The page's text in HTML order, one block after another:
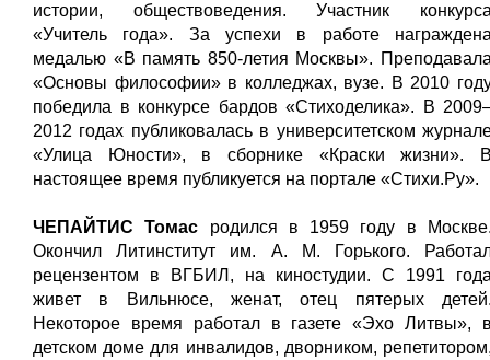
истории, обществоведения. Участник
«Учитель года». За успехи в работе
медалью «В память 850-летия Москвы».
«Основы философии» в колледжах, вузе. В 2010
победила в конкурсе бардов «Стиходелика». В
2012 годах публиковалась в университетском
«Улица Юности», в сборнике «Краски жизни».
настоящее время публикуется на портале «Стихи.Ру».
ЧЕПАЙТИС Томас родился в 1959 году в
Окончил Литинститут им. А. М. Горького.
рецензентом в ВГБИЛ, на киностудии. С 1991
живет в Вильнюсе, женат, отец пятерых
Некоторое время работал в газете «Эхо Литвы»,
детском доме для инвалидов, дворником,